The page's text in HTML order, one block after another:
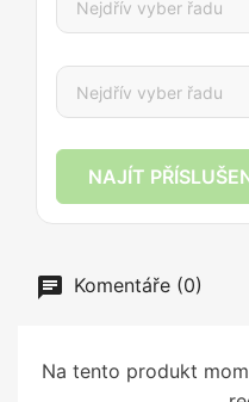
NAJÍT
Komentáře (0)
Na tento produkt